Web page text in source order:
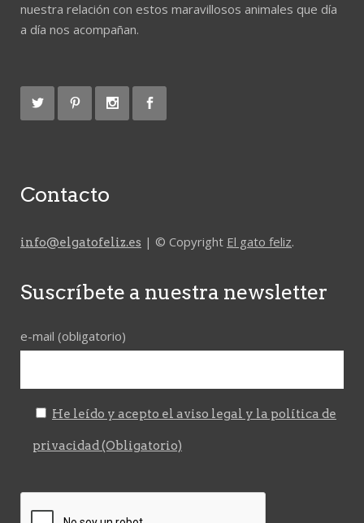
nuestra relación con estos maravillosos animales que día
a día nos acompañan.
Contacto
info@elgatofeliz.es | © Copyright El gato feliz.
Suscríbete a nuestra newsletter
e-mail (obligatorio)
He leído y acepto el aviso legal y la política de
privacidad (Obligatorio)